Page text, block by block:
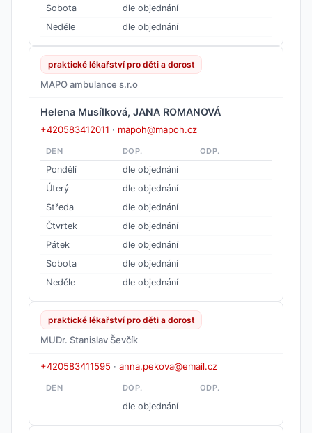
Sobota
dle objednání
Neděle
dle objednání
praktické lékařství pro děti a dorost
MAPO ambulance s.r.o
Helena Musílková, JANA ROMANOVÁ
+420583412011 · mapoh@mapoh.cz
DEN DOP. ODP.
Pondělí
dle objednání
Úterý
dle objednání
Středa
dle objednání
Čtvrtek
dle objednání
Pátek
dle objednání
Sobota
dle objednání
Neděle
dle objednání
praktické lékařství pro děti a dorost
MUDr. Stanislav Ševčík
+420583411595 · anna.pekova@email.cz
DEN DOP. ODP.
dle objednání